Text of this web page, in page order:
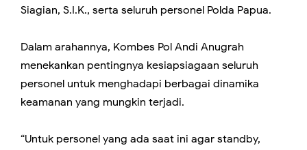
Siagian, S.I.K., serta seluruh personel Polda Papua.
Dalam arahannya, Kombes Pol Andi Anugrah
menekankan pentingnya kesiapsiagaan seluruh
personel untuk menghadapi berbagai dinamika
keamanan yang mungkin terjadi.
“Untuk personel yang ada saat ini agar standby,